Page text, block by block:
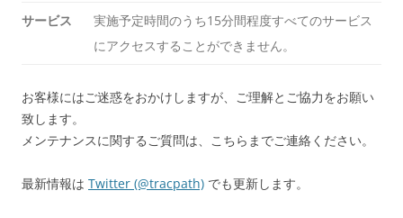
サービス
実施予定時間のうち15分間程度すべてのサービス
にアクセスすることができません。
お客様にはご迷惑をおかけしますが、ご理解とご協力をお願い
致します。
メンテナンスに関するご質問は、こちらまでご連絡ください。
最新情報は Twitter (@tracpath) でも更新します。